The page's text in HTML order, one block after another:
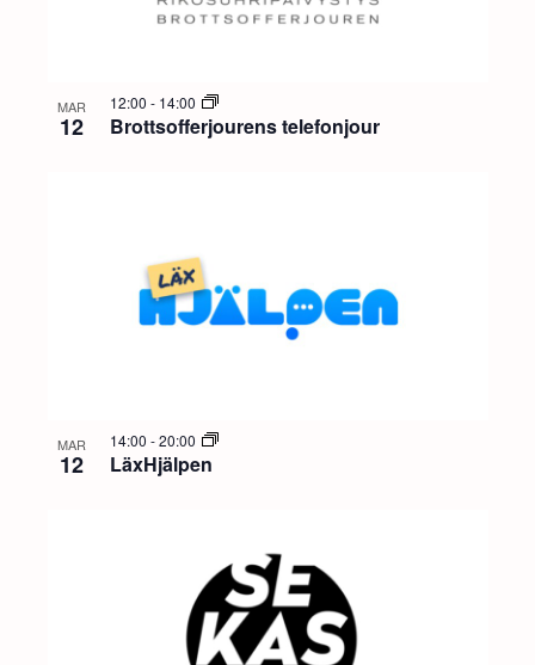
MAR
12 Brottsofferjourens telefonjour
12:00 - 14:00
MAR
12 LäxHjälpen
14:00 -20:00